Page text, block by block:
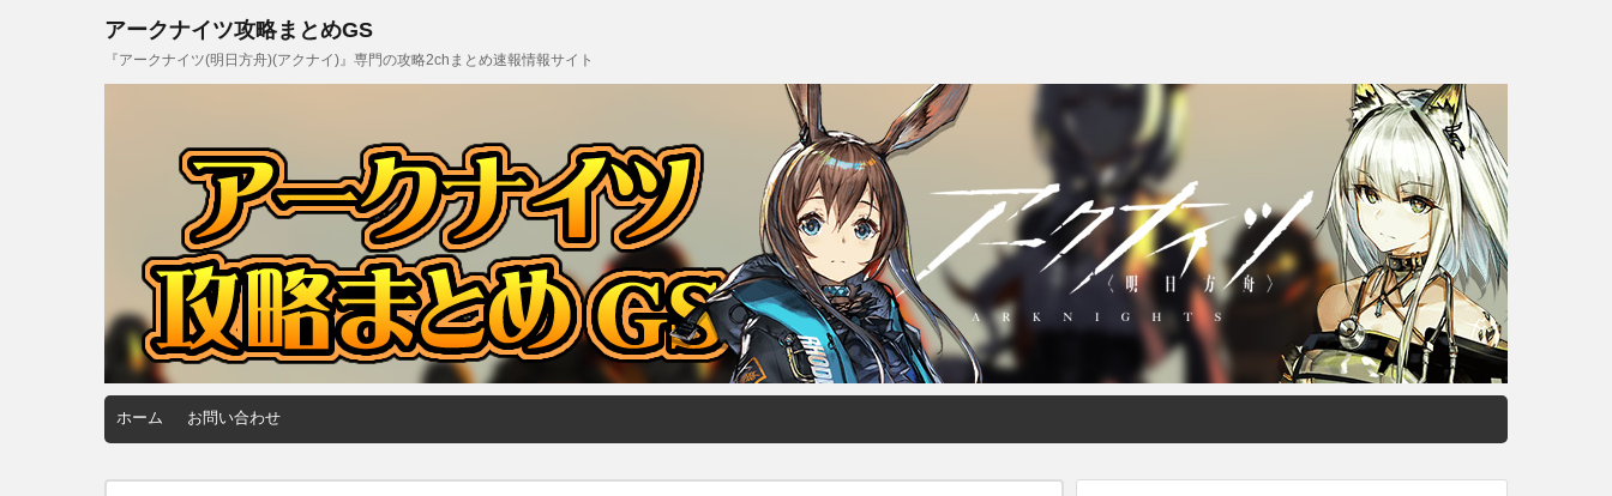
アークナイツ攻略まとめGS
『アークナイツ(明日方舟)(アクナイ)』専門の攻略2chまとめ速報情報サイト
ホーム お問い合わせ